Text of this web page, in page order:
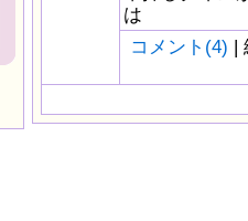
は
コメント(4) |